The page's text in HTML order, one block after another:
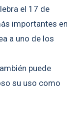
el 17 de
importantes en
a uno de los
puede
su uso como